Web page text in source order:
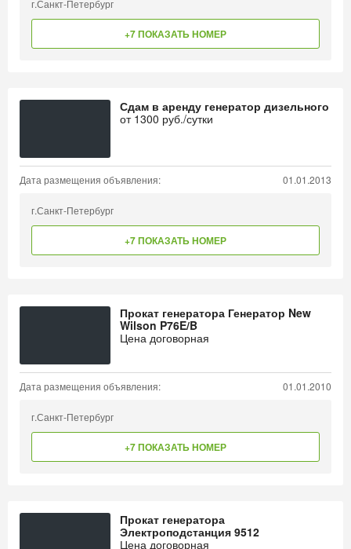
г.Санкт-Петербург
+7 ПОКАЗАТЬ НОМЕР
Сдам в аренду генератор дизельного
от 1300 руб./сутки
Дата размещения объявления: 01.01.2013
г.Санкт-Петербург
+7 ПОКАЗАТЬ НОМЕР
Прокат генератора Генератор New
Wilson P76E/B
Цена договорная
Дата размещения объявления: 01.01.2010
г.Санкт-Петербург
+7 ПОКАЗАТЬ НОМЕР
Прокат генератора
Электроподстанция 9512
Цена договорная